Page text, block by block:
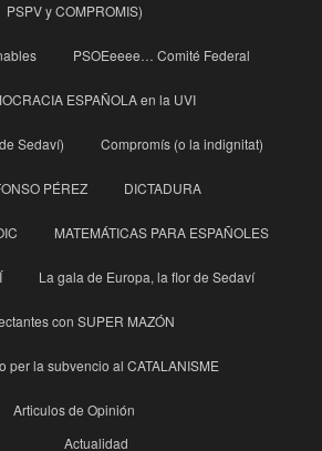
PSPV y COMPROMIS)
PSOEeeee… Comité Federal
ESPAÑOLA en la UVI
Sedaví) Compromís (o la indignitat)
PÉREZ DICTADURA
MATEMÁTICAS PARA ESPAÑOLES
La gala de Europa, la flor de Sedaví
con SUPER MAZÓN
per la subvencio al CATALANISME
Articulos de Opinión
Actualidad